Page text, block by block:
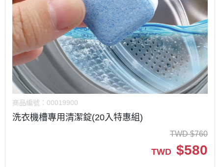
商品編號： 00019900
洗衣機槽專用清潔錠(20入特惠組)
TWD $760
TWD $580